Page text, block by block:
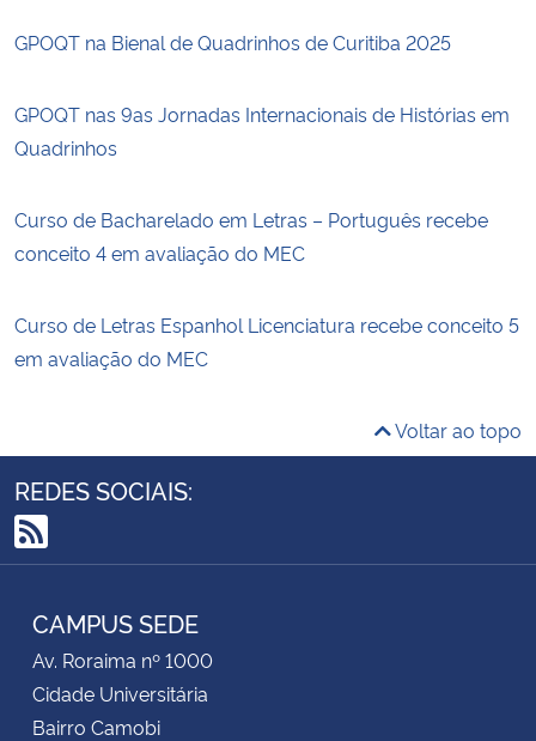
GPOQT na Bienal de Quadrinhos de Curitiba 2025
GPOQT nas 9as Jornadas Internacionais de Histórias em
Quadrinhos
Curso de Bacharelado em Letras – Português recebe
conceito 4 em avaliação do MEC
Curso de Letras Espanhol Licenciatura recebe conceito 5
em avaliação do MEC
Voltar ao topo
REDES SOCIAIS:
RSS
CAMPUS SEDE
Av. Roraima nº 1000
Cidade Universitária
Bairro Camobi